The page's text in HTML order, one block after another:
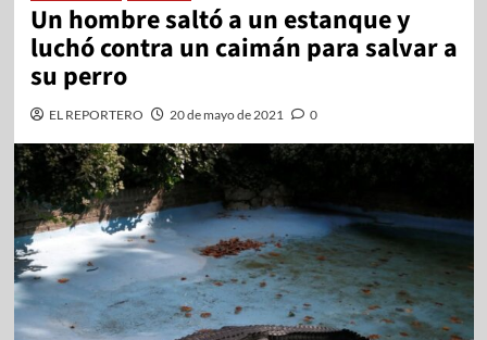
Un hombre saltó a un estanque y
luchó contra un caimán para salvar a
su perro
EL REPORTERO 20 de mayo de 2021 0